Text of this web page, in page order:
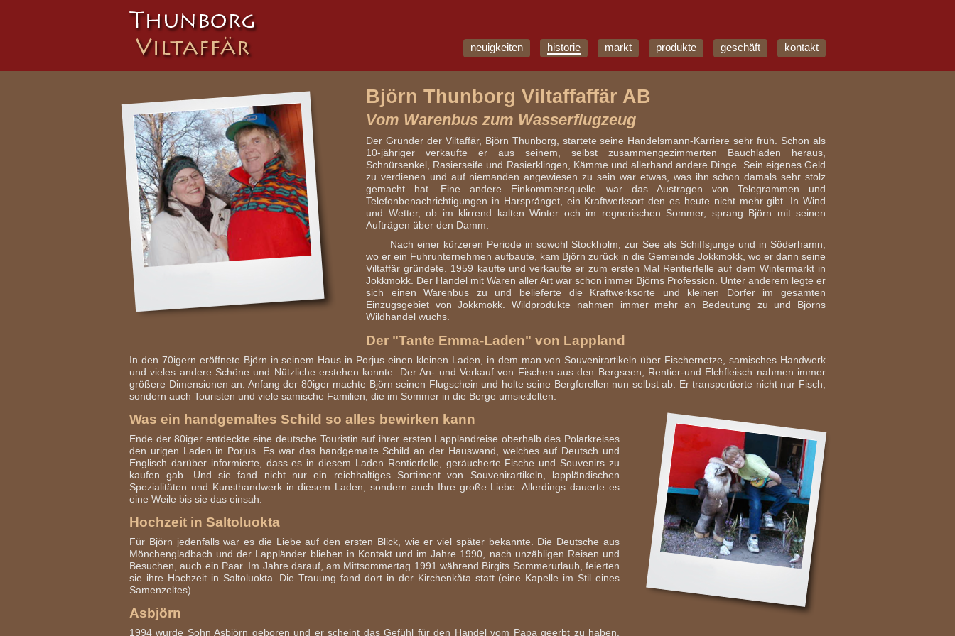
neuigkeiten historie markt produkte geschäft kontakt
Björn Thunborg Viltaffaffär AB
Vom Warenbus zum Wasserflugzeug
Der Gründer der Viltaffär, Björn Thunborg, startete seine Handelsmann-Karriere sehr früh. Schon als
10-jähriger verkaufte er aus seinem, selbst zusammengezimmerten Bauchladen heraus,
Schnürsenkel, Rasierseife und Rasierklingen, Kämme und allerhand andere Dinge. Sein eigenes Geld
zu verdienen und auf niemanden angewiesen zu sein war etwas, was ihn schon damals sehr stolz
gemacht hat. Eine andere Einkommensquelle war das Austragen von Telegrammen und
Telefonbenachrichtigungen in Harsprånget, ein Kraftwerksort den es heute nicht mehr gibt. In Wind
und Wetter, ob im klirrend kalten Winter och im regnerischen Sommer, sprang Björn mit seinen
Aufträgen über den Damm.
Nach einer kürzeren Periode in sowohl Stockholm, zur See als Schiffsjunge und in Söderhamn,
wo er ein Fuhrunternehmen aufbaute, kam Björn zurück in die Gemeinde Jokkmokk, wo er dann seine
Viltaffär gründete. 1959 kaufte und verkaufte er zum ersten Mal Rentierfelle auf dem Wintermarkt in
Jokkmokk. Der Handel mit Waren aller Art war schon immer Björns Profession. Unter anderem legte er
sich einen Warenbus zu und belieferte die Kraftwerksorte und kleinen Dörfer im gesamten
Einzugsgebiet von Jokkmokk. Wildprodukte nahmen immer mehr an Bedeutung zu und Björns
Wildhandel wuchs.
Der "Tante Emma-Laden" von Lappland
In den 70igern eröffnete Björn in seinem Haus in Porjus einen kleinen Laden, in dem man von Souvenirartikeln über Fischernetze, samisches Handwerk
und vieles andere Schöne und Nützliche erstehen konnte. Der An- und Verkauf von Fischen aus den Bergseen, Rentier-und Elchfleisch nahmen immer
größere Dimensionen an. Anfang der 80iger machte Björn seinen Flugschein und holte seine Bergforellen nun selbst ab. Er transportierte nicht nur Fisch,
sondern auch Touristen und viele samische Familien, die im Sommer in die Berge umsiedelten.
Was ein handgemaltes Schild so alles bewirken kann
Ende der 80iger entdeckte eine deutsche Touristin auf ihrer ersten Lapplandreise oberhalb des Polarkreises
den urigen Laden in Porjus. Es war das handgemalte Schild an der Hauswand, welches auf Deutsch und
Englisch darüber informierte, dass es in diesem Laden Rentierfelle, geräucherte Fische und Souvenirs zu
kaufen gab. Und sie fand nicht nur ein reichhaltiges Sortiment von Souvenirartikeln, lappländischen
Spezialitäten und Kunsthandwerk in diesem Laden, sondern auch Ihre große Liebe. Allerdings dauerte es
eine Weile bis sie das einsah.
Hochzeit in Saltoluokta
Für Björn jedenfalls war es die Liebe auf den ersten Blick, wie er viel später bekannte. Die Deutsche aus
Mönchengladbach und der Lappländer blieben in Kontakt und im Jahre 1990, nach unzähligen Reisen und
Besuchen, auch ein Paar. Im Jahre darauf, am Mittsommertag 1991 während Birgits Sommerurlaub, feierten
sie ihre Hochzeit in Saltoluokta. Die Trauung fand dort in der Kirchenkåta statt (eine Kapelle im Stil eines
Samenzeltes).
Asbjörn
1994 wurde Sohn Asbjörn geboren und er scheint das Gefühl für den Handel vom Papa geerbt zu haben.